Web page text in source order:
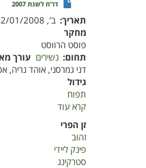
"יבש"
על
השתמרות
תפוחים
מזן
דו"ח לשנת 2007
תאריך ב', 12/01/2008 - 12:00
מחקר
פוסט הרווסט
תחום נשירים עורך
דני גמרסני, אוהד נריה,
גידול
תפוח
קרא עוד
זן הפרי
זהוב
פינק ליידי
סטרקינג